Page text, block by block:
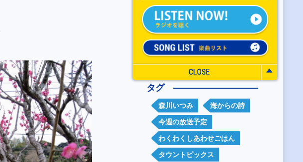
タグ
森川いつみ 海からの詩
今週の放送予定
わくわくしあわせごはん
タウントピックス